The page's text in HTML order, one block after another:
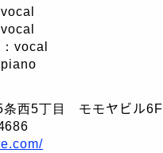
vocal
条西5丁目 モモヤビル6F